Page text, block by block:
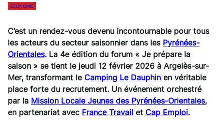
ÉCONOMIE
C’est un rendez-vous devenu incontournable pour tous
les acteurs du secteur saisonnier dans les Pyrénées-
Orientales. La 4e édition du forum « Je prépare la
saison » se tient le jeudi 12 février 2026 à Argelès-sur-
Mer, transformant le Camping Le Dauphin en véritable
place forte du recrutement. Un événement orchestré
par la Mission Locale Jeunes des Pyrénées-Orientales,
en partenariat avec France Travail et Cap Emploi.